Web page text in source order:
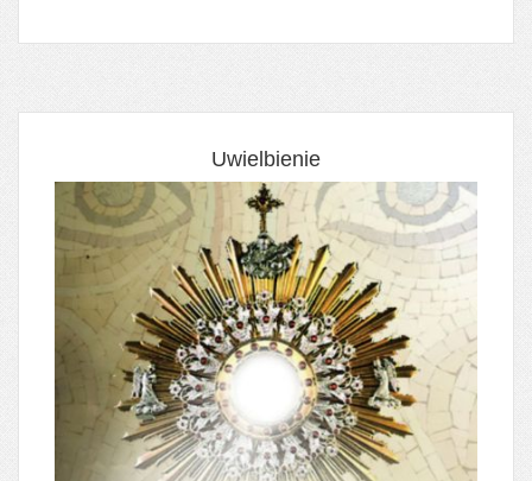
Uwielbienie